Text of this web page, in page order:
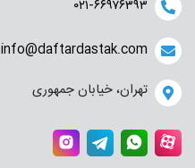
۰۲۱-۶۶۹۷۶۳۹۳
info@daftardastak.com
تهران، خیابان جمهوری